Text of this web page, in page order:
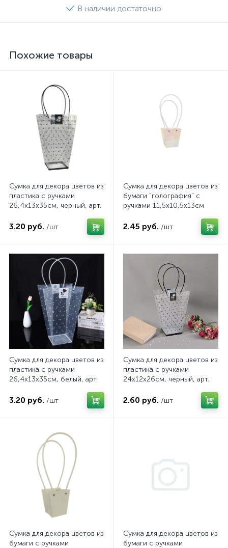
В наличии достаточно
Похожие товары
Сумка для декора цветов из
пластика с ручками
26,4x13x35cм, черный, арт.
3.20 руб. /шт
Сумка для декора цветов из
бумаги "голография" с
ручками 11,5x10,5x13cм
2.45 руб. /шт
Сумка для декора цветов из
пластика с ручками
26,4x13x35cм, белый, арт.
3.20 руб. /шт
Сумка для декора цветов из
пластика с ручками
24x12x26cм, черный, арт.
2.60 руб. /шт
Сумка для декора цветов из
бумаги с ручками
Сумка для декора цветов из
бумаги с ручками